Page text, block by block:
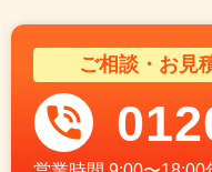
ご相談・お見